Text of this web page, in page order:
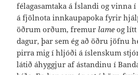
félagasamtaka á Íslandi og vinna
á fjölnota innkaupapoka fyrir
öðrum orðum, fremur lame og
dagur, þar sem ég að öðru jöfnu
pirra mig í hljóði á íslenskum
látið áhyggjur af ástandinu í